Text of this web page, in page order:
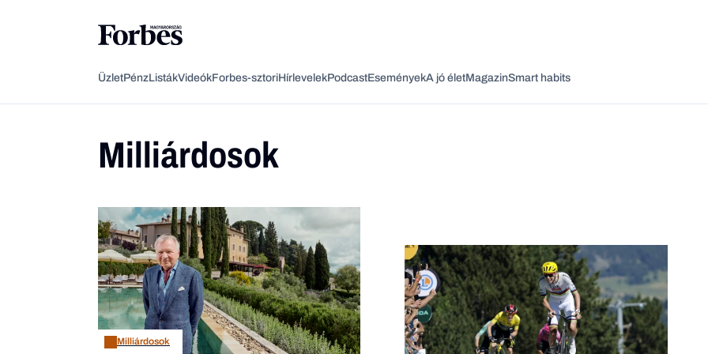
Vagy fedezze fel a következő témákat
Üzlet Pénz Zöld Legyél jobb!
ÜzletPénzListákVideókForbes-sztoriHírlevelekPodcastEseményekA jó életMagazinSmart habits
Milliárdosok
Milliárdosok